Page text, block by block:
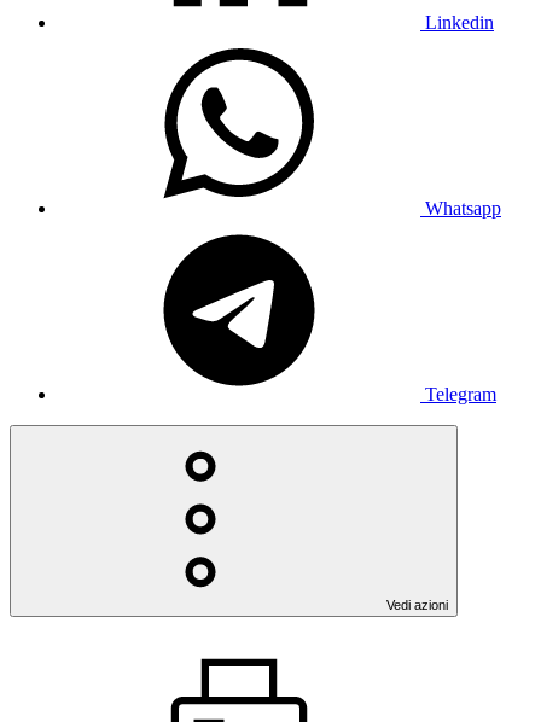
Linkedin
Whatsapp
Telegram
Vedi azioni